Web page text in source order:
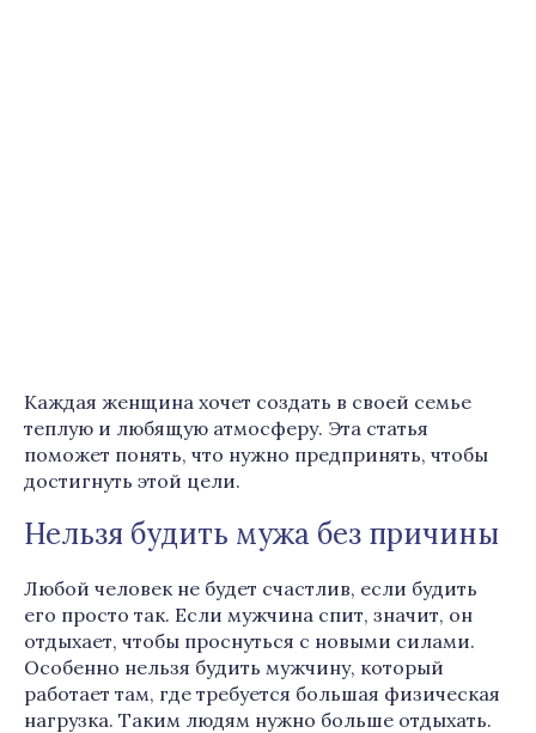
Каждая женщина хочет создать в своей семье
теплую и любящую атмосферу. Эта статья
поможет понять, что нужно предпринять, чтобы
достигнуть этой цели.
Нельзя будить мужа без причины
Любой человек не будет счастлив, если будить
его просто так. Если мужчина спит, значит, он
отдыхает, чтобы проснуться с новыми силами.
Особенно нельзя будить мужчину, который
работает там, где требуется большая физическая
нагрузка. Таким людям нужно больше отдыхать.